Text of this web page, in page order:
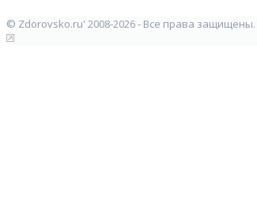
© Zdorovsko.ru' 2008-2026 - Все права защищены.